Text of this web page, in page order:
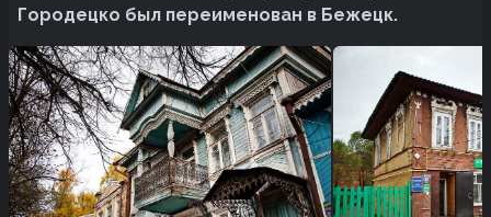
Городецко был переименован в Бежецк.